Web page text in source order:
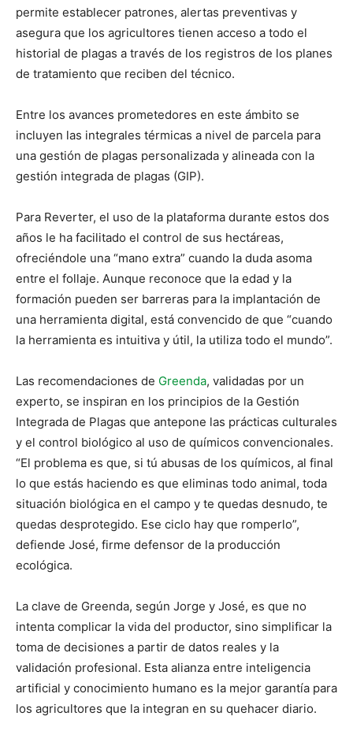
permite establecer patrones, alertas preventivas y
asegura que los agricultores tienen acceso a todo el
historial de plagas a través de los registros de los planes
de tratamiento que reciben del técnico.
Entre los avances prometedores en este ámbito se
incluyen las integrales térmicas a nivel de parcela para
una gestión de plagas personalizada y alineada con la
gestión integrada de plagas (GIP).
Para Reverter, el uso de la plataforma durante estos dos
años le ha facilitado el control de sus hectáreas,
ofreciéndole una “mano extra” cuando la duda asoma
entre el follaje. Aunque reconoce que la edad y la
formación pueden ser barreras para la implantación de
una herramienta digital, está convencido de que “cuando
la herramienta es intuitiva y útil, la utiliza todo el mundo”.
Las recomendaciones de Greenda, validadas por un
experto, se inspiran en los principios de la Gestión
Integrada de Plagas que antepone las prácticas culturales
y el control biológico al uso de químicos convencionales.
“El problema es que, si tú abusas de los químicos, al final
lo que estás haciendo es que eliminas todo animal, toda
situación biológica en el campo y te quedas desnudo, te
quedas desprotegido. Ese ciclo hay que romperlo”,
defiende José, firme defensor de la producción
ecológica.
La clave de Greenda, según Jorge y José, es que no
intenta complicar la vida del productor, sino simplificar la
toma de decisiones a partir de datos reales y la
validación profesional. Esta alianza entre inteligencia
artificial y conocimiento humano es la mejor garantía para
los agricultores que la integran en su quehacer diario.